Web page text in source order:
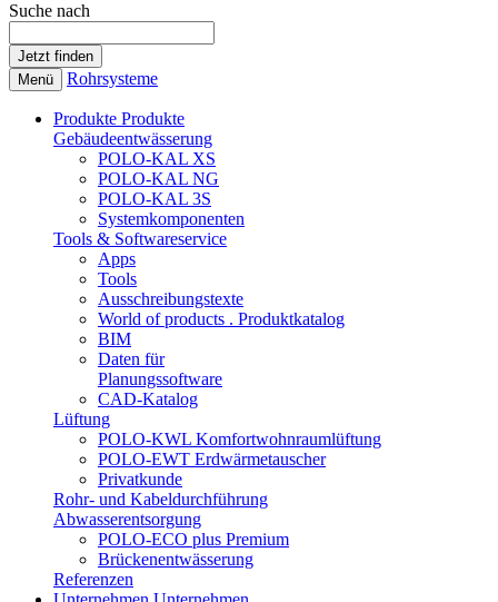
Suche nach
Menü Rohrsysteme
Produkte Produkte
Gebäudeentwässerung
POLO-KAL XS
POLO-KAL NG
POLO-KAL 3S
Systemkomponenten
Tools & Softwareservice
Apps
Tools
Ausschreibungstexte
World of products . Produktkatalog
BIM
Daten für
Planungssoftware
CAD-Katalog
Lüftung
POLO-KWL Komfortwohnraumlüftung
POLO-EWT Erdwärmetauscher
Privatkunde
Rohr- und Kabeldurchführung
Abwasserentsorgung
POLO-ECO plus Premium
Brückenentwässerung
Referenzen